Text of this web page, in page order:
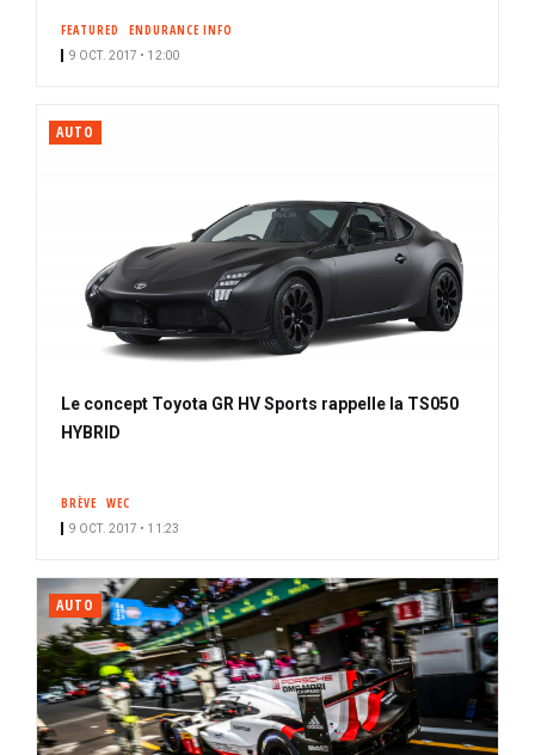
FEATURED ENDURANCE INFO
9 OCT. 2017 • 12:00
AUTO
Le concept Toyota GR HV Sports rappelle la TS050
HYBRID
BRÈVE WEC
9 OCT. 2017 • 11:23
AUTO